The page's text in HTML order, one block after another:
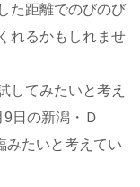
た距離でのびのび
れるかもしれませ
してみたいと考え
日の新潟・Ｄ
みたいと考えてい